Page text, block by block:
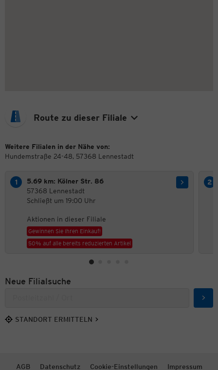
Route zu dieser Filiale
Weitere Filialen in der Nähe von:
Hundemstraße 24-48, 57368 Lennestadt
5.69 km: Kölner Str. 86
57368 Lennestadt
Schließt um 19:00 Uhr
Aktionen in dieser Filiale
Gewinnen Sie Ihren Einkauf!
50% auf alle bereits reduzierten Artikel
Neue Filialsuche
STANDORT ERMITTELN
AGB Datenschutz Cookie-Einstellungen Impressum